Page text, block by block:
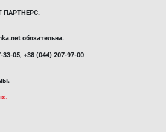
ПАРТНЕРС.
обязательна.
33-05, +38 (044) 207-97-00